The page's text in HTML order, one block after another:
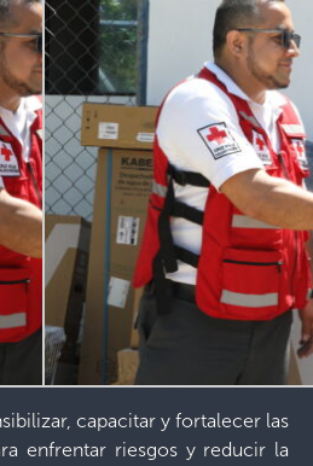
capacitar y fortalecer las
enfrentar riesgos y reducir la